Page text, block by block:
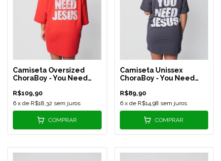
Camiseta Oversized
ChoraBoy - You Need
573
R$109,90
6 x de R$18,32 sem juros
COMPRAR
Camiseta Unissex
ChoraBoy - You Need
REF 575
R$89,90
6 x de R$14,98 sem juros
COMPRAR